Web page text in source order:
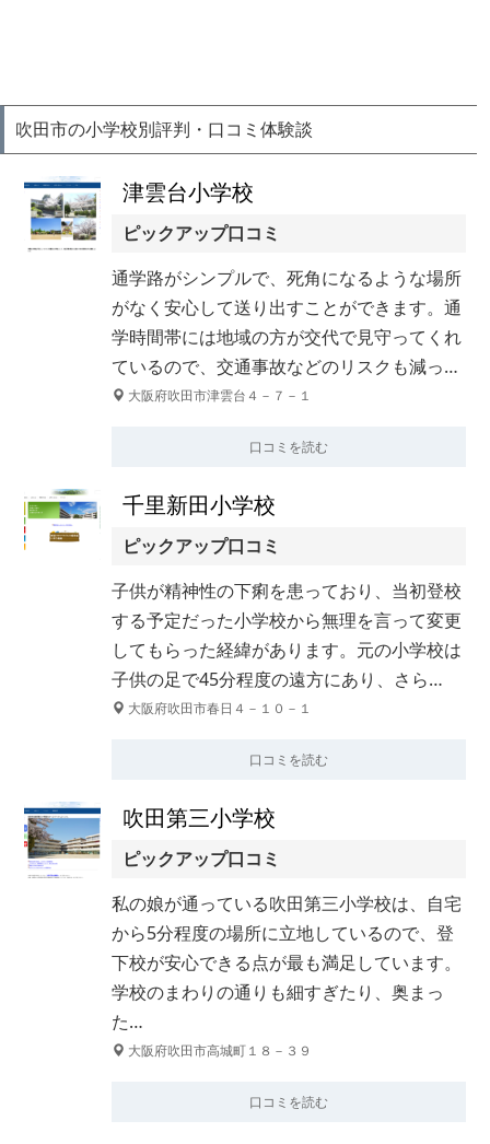
吹田市の小学校別評判・口コミ体験談
津雲台小学校
ピックアップ口コミ
通学路がシンプルで、死角になるような場所
がなく安心して送り出すことができます。通
学時間帯には地域の方が交代で見守ってくれ
ているので、交通事故などのリスクも減っ…
大阪府吹田市津雲台４－７－１
口コミを読む
千里新田小学校
ピックアップ口コミ
子供が精神性の下痢を患っており、当初登校
する予定だった小学校から無理を言って変更
してもらった経緯があります。元の小学校は
子供の足で45分程度の遠方にあり、さら…
大阪府吹田市春日４－１０－１
口コミを読む
吹田第三小学校
ピックアップ口コミ
私の娘が通っている吹田第三小学校は、自宅
から5分程度の場所に立地しているので、登
下校が安心できる点が最も満足しています。
学校のまわりの通りも細すぎたり、奥まっ
た…
大阪府吹田市高城町１８－３９
口コミを読む